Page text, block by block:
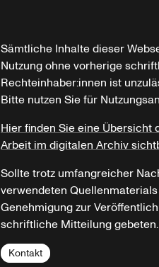
Sämtliche Inhalte dieser
Nutzung ohne vorherige
Rechteinhaber:innen ist
Bitte nutzen Sie für
Hier finden Sie eine Übersicht
Arbeit im digitalen Archiv
Sollte trotz umfangreicher
verwendeten
Genehmigung zur
schriftliche Mitteilung gebeten.
Kontakt